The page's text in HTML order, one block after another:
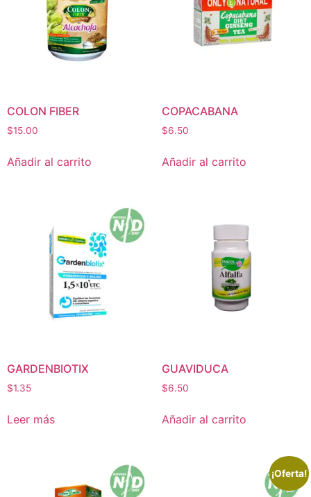
COLON FIBER
$15.00
Añadir al carrito
COPACABANA
$6.50
Añadir al carrito
GARDENBIOTIX
$1.35
Leer más
GUAVIDUCA
$6.50
Añadir al carrito
¡Oferta!